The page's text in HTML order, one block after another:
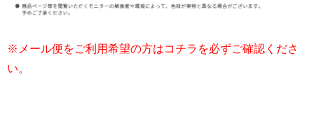
※メール便をご利用希望の方はコチラを必ずご確認くださ
い。